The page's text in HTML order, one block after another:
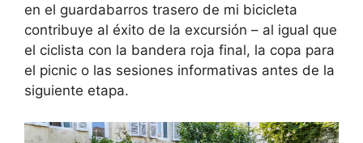
en el guardabarros trasero de mi bicicleta
contribuye al éxito de la excursión – al igual que
el ciclista con la bandera roja final, la copa para
el picnic o las sesiones informativas antes de la
siguiente etapa.